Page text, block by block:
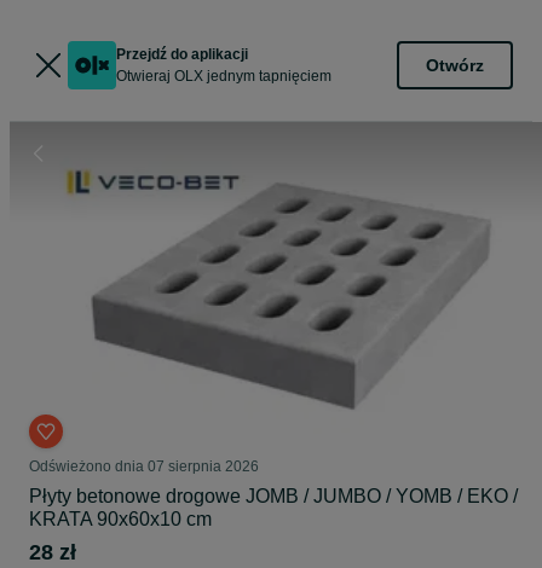
Przejdź do aplikacji
Otwieraj OLX jednym tapnięciem
Otwórz
Odświeżono dnia 07 sierpnia 2026
Płyty betonowe drogowe JOMB / JUMBO / YOMB / EKO /
KRATA 90x60x10 cm
28 zł